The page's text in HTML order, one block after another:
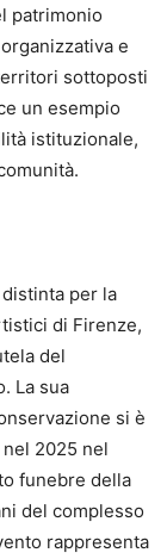
patrimonio
e
sottoposti
un esempio
istituzionale,
per la
di Firenze,
del
La sua
si è
2025 nel
funebre della
del complesso
rappresenta